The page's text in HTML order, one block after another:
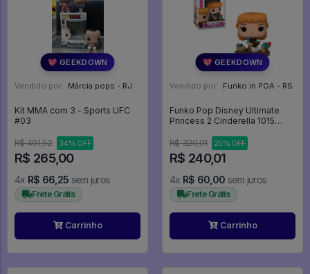
💖 GEEKDOWN
Vendido por: Márcia pops - RJ
Kit MMA com 3 - Sports UFC
#03
R$ 401,52 34% OFF
R$ 265,00
4x R$ 66,25 sem juros
Frete Grátis
Carrinho
💖 GEEKDOWN
Vendido por: Funko in POA - RS
Funko Pop Disney Ultimate
Princess 2 Cinderella 1015
#1015
R$ 320,01 25% OFF
R$ 240,01
4x R$ 60,00 sem juros
Frete Grátis
Carrinho